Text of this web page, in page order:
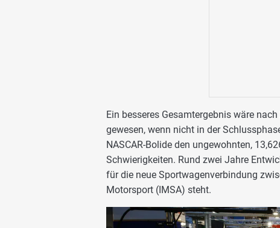
Ein besseres Gesamtergebnis wäre
gewesen, wenn nicht in der
NASCAR-Bolide den ungewohnten,
Schwierigkeiten. Rund zwei Jahre
für die neue Sportwagenverbindung
Motorsport (IMSA) steht.